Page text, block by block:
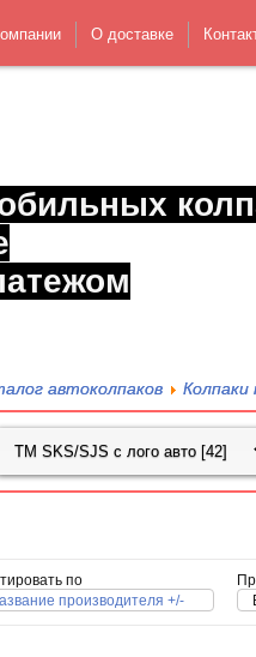
О доставке
автоколпаков Колпаки
по
производителя +/-